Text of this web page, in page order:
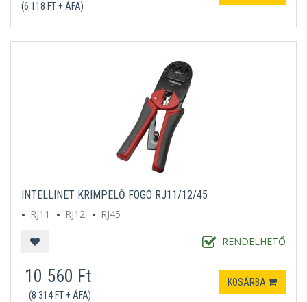
(6 118 FT + ÁFA)
INTELLINET KRIMPELŐ FOGÓ RJ11/12/45
RJ11
RJ12 RJ45
RENDELHETŐ
10 560 Ft
(8 314 FT + ÁFA)
KOSÁRBA